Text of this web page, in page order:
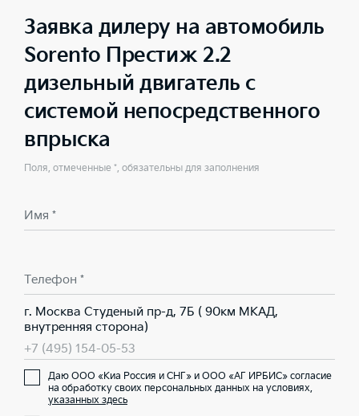
Заявка дилеру на автомобиль
Sorento Престиж 2.2
дизельный двигатель с
системой непосредственного
впрыска
Поля, отмеченные *, обязательны для заполнения
Имя *
Телефон *
г. Москва Студеный пр-д, 7Б ( 90км МКАД,
внутренняя сторона)
+7 (495) 154-05-53
Даю ООО «Киа Россия и СНГ» и ООО «АГ ИРБИС» согласие
на обработку своих персональных данных на условиях,
указанных здесь